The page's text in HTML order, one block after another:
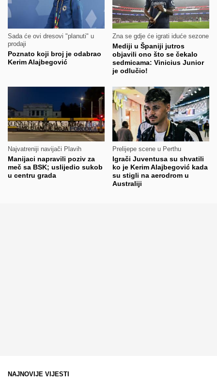
Sada će ovi dresovi "planuti" u
prodaji
Poznato koji broj je odabrao
Kerim Alajbegović
Zna se gdje će igrati iduće sezone
Mediji u Španiji jutros
objavili ono što se čekalo
sedmicama: Vinicius Junior
je odlučio!
Najvatreniji navijači Plavih
Manijaci napravili poziv za
meč sa BSK; uslijedio sukob
u centru grada
Prelijepe scene u Perthu
Igrači Juventusa su shvatili
ko je Kerim Alajbegović kada
su stigli na aerodrom u
Australiji
NAJNOVIJE VIJESTI